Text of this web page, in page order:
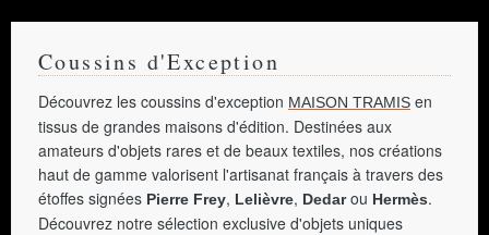
Coussins d'Exception
Découvrez les coussins d'exception MAISON TRAMIS en
tissus de grandes maisons d'édition. Destinées aux
amateurs d'objets rares et de beaux textiles, nos créations
haut de gamme valorisent l'artisanat français à travers des
étoffes signées Pierre Frey, Lelièvre, Dedarou Hermès.
Découvrez notre sélection exclusive d'objets uniques